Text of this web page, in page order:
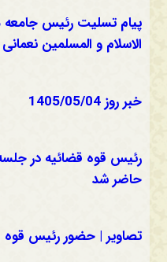
پیام تسلیت رئیس
الاسلام و المسلمین نعمانی
خبر روز 1405/05/04
رئیس قوه قضائیه در
حاضر شد
تصاویر | حضور رئیس قوه